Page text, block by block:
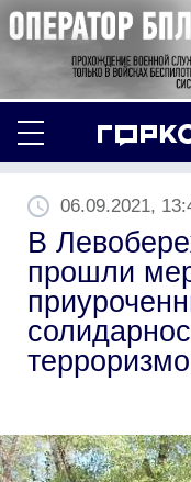
06.09.2021,
В
прошли